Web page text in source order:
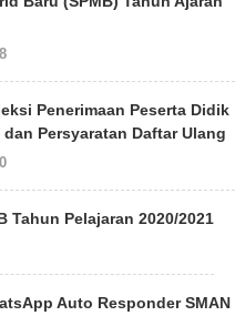
Penerimaan Peserta Didik
dan Persyaratan Daftar Ulang
Tahun Pelajaran 2020/2021
Auto Responder SMAN